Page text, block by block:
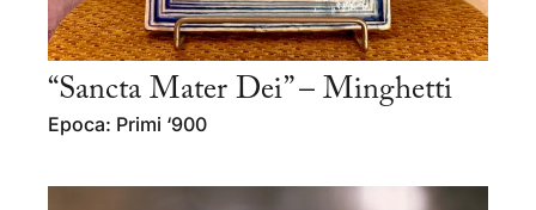
“Sancta Mater Dei” – Minghetti
Epoca: Primi ‘900